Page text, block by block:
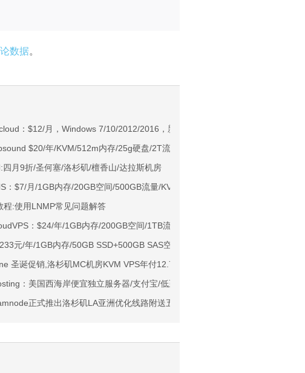
数据。
/免费CNIX/支持主流AI访问
AS4837高速线路
流量
起/新用户下单送30元
端口/KVM/深港IX/双端独立IP/香港原生IP
AS9929/CMIN2/软银等线路
标准区/国内优化网络
Ryzen7950x/4GB/100GB NVMe/5TB@10Gbps/免费DDoS防御
空间/6TB流量/10Gbps端口/KVM/洛杉矶
月付61元起
：$12/月，Windows 7/10/2012/2016，新加坡等6机房
$20/年/KVM/512m内存/25g硬盘/2T流量/拉斯维加斯
四月9折/圣何塞/洛杉矶/檀香山/达拉斯机房
：$7/月/1GB内存/20GB空间/500GB流量/KVM/新加坡/香港
程:使用LNMP常见问题解答
：$24/年/1GB内存/200GB空间/1TB流量/1Gbps/KVM/日本/新加坡/越南
元/年/1GB内存/50GB SSD+500GB SAS空间/500GB流量/100Mbps端口/
圣诞促销,洛杉矶MC机房KVM VPS年付12.7美元起
：美国西海岸便宜独立服务器/支付宝/低至$26.95/月起
正式推出洛杉矶LA亚洲优化线路附送五刀优惠码